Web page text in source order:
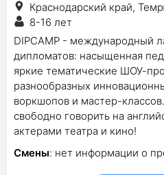
Краснодарский край,
8-16 лет
DIPCAMP - международный
дипломатов: насыщенная
яркие тематические ШОУ-
разнообразных
воркшопов и мастер-
свободно говорить на
актерами театра и кино!
Смены: нет информации о